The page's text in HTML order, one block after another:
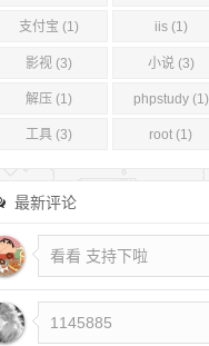
支付宝 (1) iis (1)
影视 (3) 小说 (3)
解压 (1) phpstudy (1)
工具 (3) root (1)
最新评论
看看 支持下啦
1145885